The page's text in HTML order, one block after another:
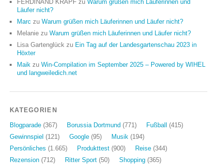
FERDINAND KRAPF zu Warum grüßen mich Läuferinnen und
Läufer nicht?
Marc zu Warum grüßen mich Läuferinnen und Läufer nicht?
Melanie zu Warum grüßen mich Läuferinnen und Läufer nicht?
Lisa Gartenglück zu Ein Tag auf der Landesgartenschau 2023 in
Höxter
Maik zu Win-Compilation im September 2025 – Powered by WIHEL
und langweiledich.net
KATEGORIEN
Blogparade (367) Borussia Dortmund (771) Fußball
(415)
Gewinnspiel (121) Google (95) Musik (194)
Persönliches (1.665) Produkttest (900) Reise (344)
Rezension (712) Ritter Sport (50) Shopping (365)